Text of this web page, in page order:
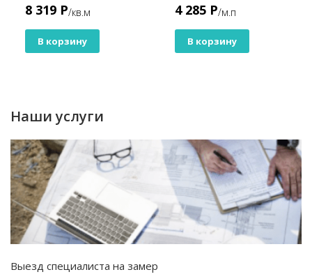
8 319 Р/кв.м
В корзину
4 285 Р/м.п
В корзину
Наши услуги
Выезд специалиста на замер